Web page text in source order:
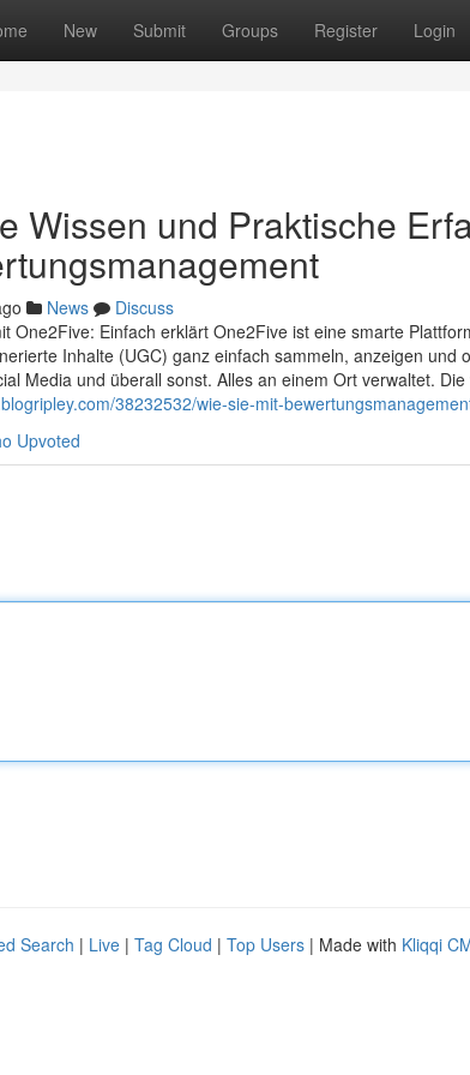
New Submit Groups Register Login
Wissen und Praktische
News
Discuss
One2Five: Einfach erklärt One2Five ist eine smarte
Inhalte (UGC) ganz einfach sammeln, anzeigen und
Media und überall sonst. Alles an einem Ort verwaltet.
38232532/wie-sie-mit-
Upvoted
Search | Live | Tag Cloud | Top Users | Made with Kliqqi